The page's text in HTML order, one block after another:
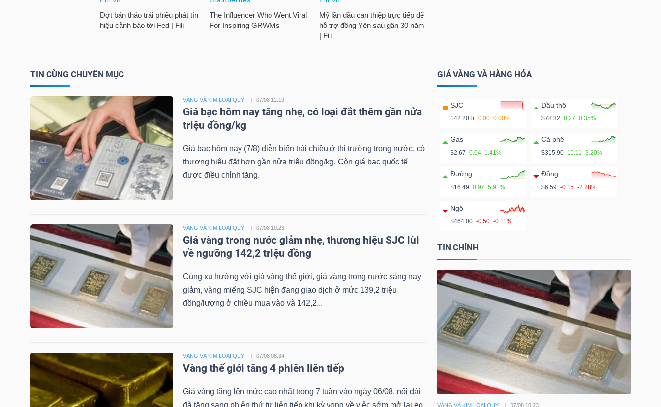
TIN CÙNG CHUYÊN MỤC
VÀNG VÀ KIM LOẠI QUÝ 07/08 12:19
Giá bạc hôm nay tăng nhẹ, có loại đắt thêm gần nửa
triệu đồng/kg
Giá bạc hôm nay (7/8) diễn biến trái chiều ở thị trường trong nước, có
thương hiệu đắt hơn gần nửa triệu đồng/kg. Còn giá bạc quốc tế
được điều chỉnh tăng.
VÀNG VÀ KIM LOẠI QUÝ 07/08 10:23
Giá vàng trong nước giảm nhẹ, thương hiệu SJC lùi
về ngưỡng 142,2 triệu đồng
Cùng xu hướng với giá vàng thế giới, giá vàng trong nước sáng nay
giảm, vàng miếng SJC hiện đang giao dịch ở mức 139,2 triệu
đồng/lượng ở chiều mua vào và 142,2...
VÀNG VÀ KIM LOẠI QUÝ 07/08 08:34
Vàng thế giới tăng 4 phiên liên tiếp
Giá vàng tăng lên mức cao nhất trong 7 tuần vào ngày 06/08, nối dài
đà tăng sang phiên thứ tư liên tiếp khi kỳ vọng về việc sớm mở lại eo
GIÁ VÀNG VÀ HÀNG HÓA
SJC
142.20Tr 0.00 0.00%
Dầu thô
$78.32 0.27 0.35%
Gas
$2.67 0.04 1.41%
Cà phê
$315.90 10.11 3.20%
Đường
$16.49 0.97 5.91%
Đồng
$6.59 -0.15 -2.28%
Ngô
$464.00 -0.50 -0.11%
TIN CHÍNH
VÀNG VÀ KIM LOẠI QUÝ 07/08 10:23
NĂNG
LƯỢNG
NGUYÊN
CÔNG
NGHIỆP
TIÊU
DÙNG
THIẾT